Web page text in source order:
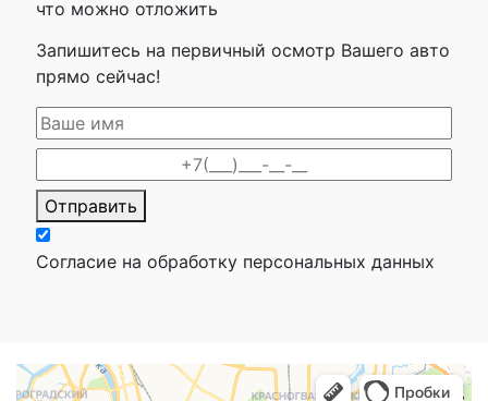
что можно отложить
Запишитесь на первичный осмотр Вашего авто
прямо сейчас!
Отправить
Согласие на обработку персональных данных